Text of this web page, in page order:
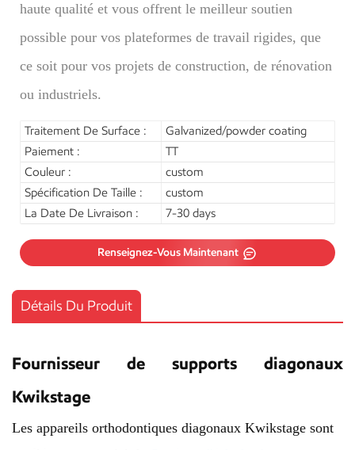
haute qualité et vous offrent le meilleur soutien
possible pour vos plateformes de travail rigides, que
ce soit pour vos projets de construction, de rénovation
ou industriels.
Traitement De Surface :
Galvanized/powder coating
Paiement :
TT
Couleur :
custom
Spécification De Taille :
custom
La Date De Livraison :
7-30 days
Renseignez-Vous Maintenant
Détails Du Produit
Fournisseur de supports diagonaux
Kwikstage
Les appareils orthodontiques diagonaux Kwikstage sont